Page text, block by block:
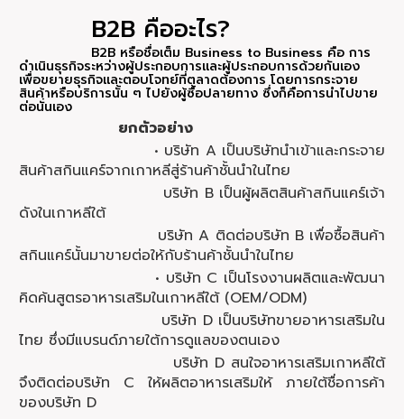
B2B คืออะไร?
B2B หรือชื่อเต็ม Business to Business คือ การ
ดำเนินธุรกิจระหว่างผู้ประกอบการและผู้ประกอบการด้วยกันเอง
เพื่อขยายธุรกิจและตอบโจทย์ที่ตลาดต้องการ โดยการกระจาย
สินค้าหรือบริการนั้น ๆ ไปยังผู้ซื้อปลายทาง ซึ่งก็คือการนำไปขาย
ต่อนั่นเอง
ยกตัวอย่าง
• บริษัท A เป็นบริษัทนำเข้าและกระจาย
สินค้าสกินแคร์จากเกาหลีสู่ร้านค้าชั้นนำในไทย
บริษัท B เป็นผู้ผลิตสินค้าสกินแคร์เจ้า
ดังในเกาหลีใต้
บริษัท A ติดต่อบริษัท B เพื่อซื้อสินค้า
สกินแคร์นั้นมาขายต่อให้กับร้านค้าชั้นนำในไทย
• บริษัท C เป็นโรงงานผลิตและพัฒนา
คิดค้นสูตรอาหารเสริมในเกาหลีใต้ (OEM/ODM)
บริษัท D เป็นบริษัทขายอาหารเสริมใน
ไทย ซึ่งมีแบรนด์ภายใต้การดูแลของตนเอง
บริษัท D สนใจอาหารเสริมเกาหลีใต้
จึงติดต่อบริษัท C ให้ผลิตอาหารเสริมให้ ภายใต้ชื่อการค้า
ของบริษัท D